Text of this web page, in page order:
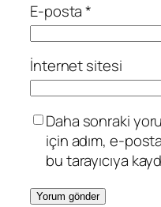
E-posta*
İnternet sitesi
Daha sonraki
için adım, e-
bu tarayıcıya